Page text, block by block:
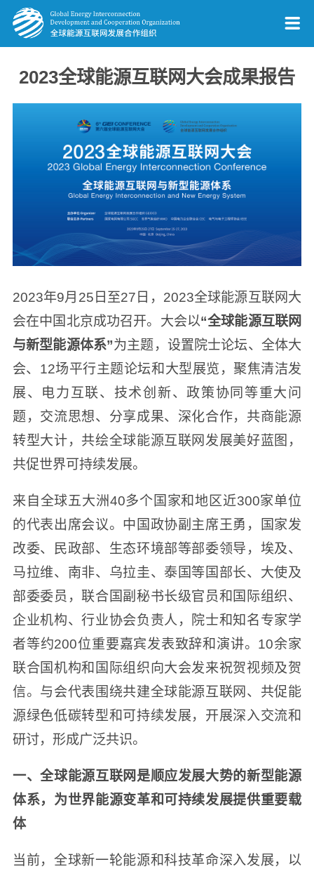
2023全球能源互联网大会成果报告
2023年9月25日至27日，2023全球能源互联网大
会在中国北京成功召开。大会以“全球能源互联网
与新型能源体系”为主题，设置院士论坛、全体大
会、12场平行主题论坛和大型展览，聚焦清洁发
展、电力互联、技术创新、政策协同等重大问
题，交流思想、分享成果、深化合作，共商能源
转型大计，共绘全球能源互联网发展美好蓝图，
共促世界可持续发展。
来自全球五大洲40多个国家和地区近300家单位
的代表出席会议。中国政协副主席王勇，国家发
改委、民政部、生态环境部等部委领导，埃及、
马拉维、南非、乌拉圭、泰国等国部长、大使及
部委委员，联合国副秘书长级官员和国际组织、
企业机构、行业协会负责人，院士和知名专家学
者等约200位重要嘉宾发表致辞和演讲。10余家
联合国机构和国际组织向大会发来祝贺视频及贺
信。与会代表围绕共建全球能源互联网、共促能
源绿色低碳转型和可持续发展，开展深入交流和
研讨，形成广泛共识。
一、全球能源互联网是顺应发展大势的新型能源
体系，为世界能源变革和可持续发展提供重要载
体
当前，全球新一轮能源和科技革命深入发展，以